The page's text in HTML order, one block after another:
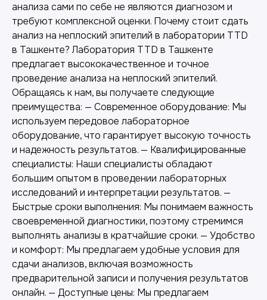
анализа сами по себе не являются диагнозом и
требуют комплексной оценки. Почему стоит сдать
анализ на неплоский эпителий в лаборатории TTD
в Ташкенте? Лаборатория TTD в Ташкенте
предлагает высококачественное и точное
проведение анализа на неплоский эпителий.
Обращаясь к нам, вы получаете следующие
преимущества: — Современное оборудование: Мы
используем передовое лабораторное
оборудование, что гарантирует высокую точность
и надежность результатов. — Квалифицированные
специалисты: Наши специалисты обладают
большим опытом в проведении лабораторных
исследований и интерпретации результатов. —
Быстрые сроки выполнения: Мы понимаем важность
своевременной диагностики, поэтому стремимся
выполнять анализы в кратчайшие сроки. — Удобство
и комфорт: Мы предлагаем удобные условия для
сдачи анализов, включая возможность
предварительной записи и получения результатов
онлайн. — Доступные цены: Мы предлагаем
Другие наши услуги